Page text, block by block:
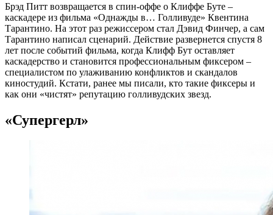
Брэд Питт возвращается в спин-оффе о Клиффе Буте –
каскадере из фильма «Однажды в… Голливуде» Квентина
Тарантино. На этот раз режиссером стал Дэвид Финчер, а сам
Тарантино написал сценарий. Действие развернется спустя 8
лет после событий фильма, когда Клифф Бут оставляет
каскадерство и становится профессиональным фиксером –
специалистом по улаживанию конфликтов и скандалов
киностудий. Кстати, ранее мы писали, кто такие фиксеры и
как они «чистят» репутацию голливудских звезд.
«Супергерл»